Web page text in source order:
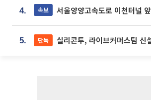
4. 속보 서울양양고속도로 이천터널
5. 단독 실리콘투, 라이브커머스팀 신설…K뷰티 ‘글로벌 판매망